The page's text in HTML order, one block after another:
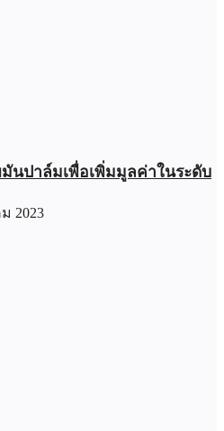
นปาล์มเพื่อเพิ่มมูลค่าในระดับ
2023